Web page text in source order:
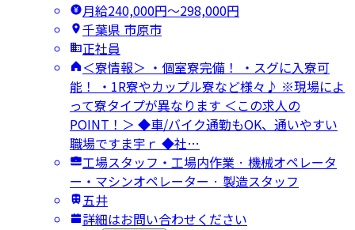
月給240,000円〜298,000円
千葉県 市原市
正社員
＜寮情報＞ ・個室寮完備！ ・スグに入寮可
能！ ・1R寮やカップル寮など様々♪ ※現場によ
って寮タイプが異なります ＜この求人の
POINT！＞ ◆車/バイク通勤もOK、通いやすい
職場ですま宇ｒ ◆社…
工場スタッフ・工場内作業 · 機械オペレータ
ー・マシンオペレーター · 製造スタッフ
五井
詳細はお問い合わせください